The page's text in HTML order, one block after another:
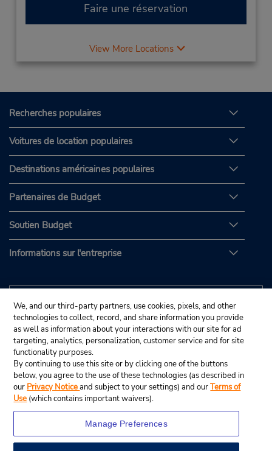
Faire une réservation
View More Locations
Recherches populaires
Voitures de location populaires
Destinations américaines populaires
Partenaires de Budget
Soutien Budget
Informations sur l'entreprise
We, and our third-party partners, use cookies, pixels, and other
technologies to collect, record, and share information you provide
as well as information about your interactions with our site for ad
targeting, analytics, personalization, customer service and for site
functionality purposes.
By continuing to use this site or by clicking one of the buttons
below, you agree to the use of these technologies (as described in
our Privacy Noticeand subject to your settings) and ourTerms of
Use (which contains important waivers).
Manage Preferences